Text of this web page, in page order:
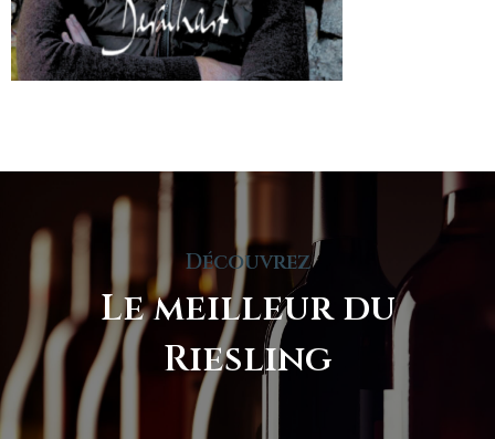
Découvrez
Le meilleur du
Riesling